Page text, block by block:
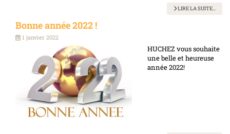
LIRE LA SUITE...
Bonne année 2022 !
1 janvier 2022
HUCHEZ vous souhaite
une belle et heureuse
année 2022!